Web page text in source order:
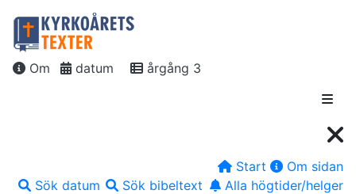
Om datum årgång 3
Start
Om sidan
Sök datum
Sök bibeltext
Alla högtider/helger